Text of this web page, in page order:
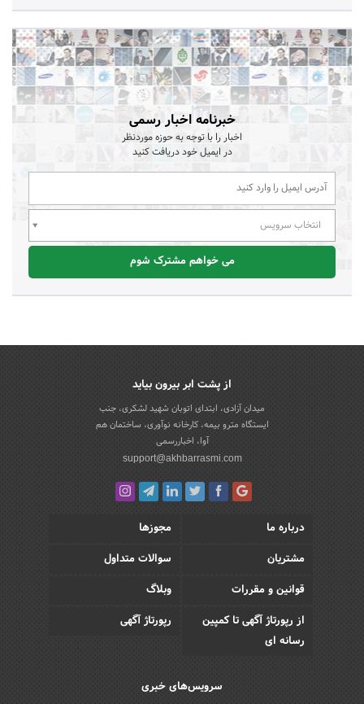
خبرنامه اخبار رسمی
اخبار را با توجه به حوزه موردنظر
در ایمیل خود دریافت کنید
انتخاب سرویس
می خواهم مشترک شوم
از پشت ابر بیرون بیاید
میدان آزادی، ابتدای اتوبان شهید لشکری، جنب
ایستگاه مترو بیمه، کارخانه نوآوری، ساختمان هم
آوا، اخباررسمی
support@akhbarrasmi.com
درباره ما
مجوزها
مشتریان
سوالات متداول
قوانین و مقررات
وبلاگ
از رپورتاژ آگهی تا کمپین
رسانه ای
رپورتاژ آگهی
سرویس‌های خبری